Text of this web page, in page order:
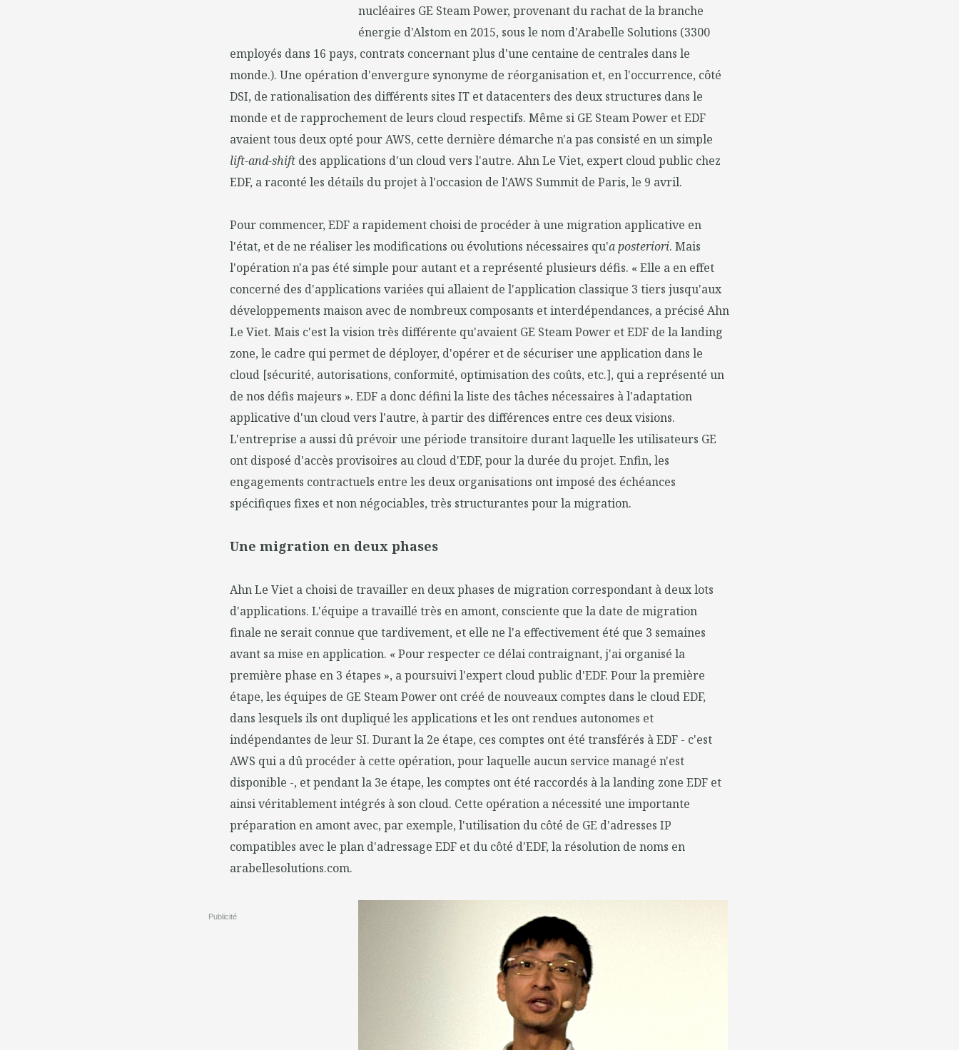
nucléaires GE Steam Power, provenant du rachat de la branche
énergie d'Alstom en 2015, sous le nom d'Arabelle Solutions (3300
employés dans 16 pays, contrats concernant plus d'une centaine de centrales dans le
monde.). Une opération d'envergure synonyme de réorganisation et, en l'occurrence, côté
DSI, de rationalisation des différents sites IT et datacenters des deux structures dans le
monde et de rapprochement de leurs cloud respectifs. Même si GE Steam Power et EDF
avaient tous deux opté pour AWS, cette dernière démarche n'a pas consisté en un simple
lift-and-shift des applications d'un cloud vers l'autre. Ahn Le Viet, expert cloud public chez
EDF, a raconté les détails du projet à l'occasion de l'AWS Summit de Paris, le 9 avril.
Pour commencer, EDF a rapidement choisi de procéder à une migration applicative en
l'état, et de ne réaliser les modifications ou évolutions nécessaires qu'a posteriori. Mais
l'opération n'a pas été simple pour autant et a représenté plusieurs défis. « Elle a en effet
concerné des d'applications variées qui allaient de l'application classique 3 tiers jusqu'aux
développements maison avec de nombreux composants et interdépendances, a précisé Ahn
Le Viet. Mais c'est la vision très différente qu'avaient GE Steam Power et EDF de la landing
zone, le cadre qui permet de déployer, d'opérer et de sécuriser une application dans le
cloud [sécurité, autorisations, conformité, optimisation des coûts, etc.], qui a représenté un
de nos défis majeurs ». EDF a donc défini la liste des tâches nécessaires à l'adaptation
applicative d'un cloud vers l'autre, à partir des différences entre ces deux visions.
L'entreprise a aussi dû prévoir une période transitoire durant laquelle les utilisateurs GE
ont disposé d'accès provisoires au cloud d'EDF, pour la durée du projet. Enfin, les
engagements contractuels entre les deux organisations ont imposé des échéances
spécifiques fixes et non négociables, très structurantes pour la migration.
Une migration en deux phases
Ahn Le Viet a choisi de travailler en deux phases de migration correspondant à deux lots
d'applications. L'équipe a travaillé très en amont, consciente que la date de migration
finale ne serait connue que tardivement, et elle ne l'a effectivement été que 3 semaines
avant sa mise en application. « Pour respecter ce délai contraignant, j'ai organisé la
première phase en 3 étapes », a poursuivi l'expert cloud public d'EDF. Pour la première
étape, les équipes de GE Steam Power ont créé de nouveaux comptes dans le cloud EDF,
dans lesquels ils ont dupliqué les applications et les ont rendues autonomes et
indépendantes de leur SI. Durant la 2e étape, ces comptes ont été transférés à EDF - c'est
AWS qui a dû procéder à cette opération, pour laquelle aucun service managé n'est
disponible -, et pendant la 3e étape, les comptes ont été raccordés à la landing zone EDF et
ainsi véritablement intégrés à son cloud. Cette opération a nécessité une importante
préparation en amont avec, par exemple, l'utilisation du côté de GE d'adresses IP
compatibles avec le plan d'adressage EDF et du côté d'EDF, la résolution de noms en
arabellesolutions.com.
Publicité